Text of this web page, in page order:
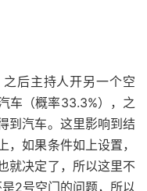
之后主持人开另一个空
车（概率33.3%），之
到汽车。这里影响到结
如果条件如上设置，
就决定了，所以这里不
2号空门的问题，所以